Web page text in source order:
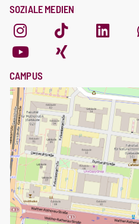
SOZIALE MEDIEN
CAMPUS